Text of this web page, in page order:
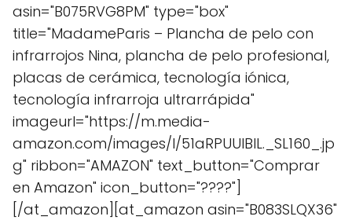
asin="B075RVG8PM" type="box"
title="MadameParis – Plancha de pelo con
infrarrojos Nina, plancha de pelo profesional,
placas de cerámica, tecnología iónica,
tecnología infrarroja ultrarrápida"
imageurl="https://m.media-
amazon.com/images/I/51aRPUUIBlL._SL160_.jp
g" ribbon="AMAZON" text_button="Comprar
en Amazon" icon_button="????"]
[/at_amazon][at_amazon asin="B083SLQX36"